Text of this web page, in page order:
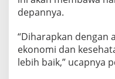
depannya.
“Diharapkan dengan
ekonomi dan
lebih baik,” ucapnya